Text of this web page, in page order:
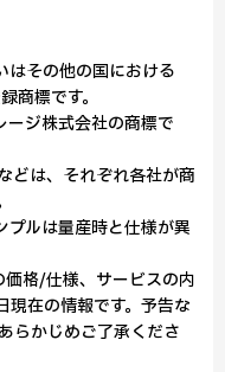
その他の国における
標です。
ジ株式会社の商標で
どは、それぞれ各社が商
プルは量産時と仕様が異
格/仕様、サービスの内
在の情報です。予告な
らかじめご了承くださ